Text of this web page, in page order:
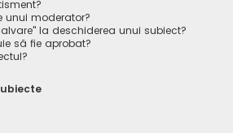
unui moderator?
la deschiderea unui subiect?
să fie aprobat?